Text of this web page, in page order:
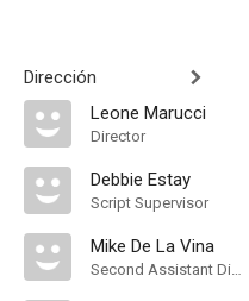
Dirección
Leone Marucci
Director
Debbie Estay
Script Supervisor
Mike De La Vina
Second Assistant Director